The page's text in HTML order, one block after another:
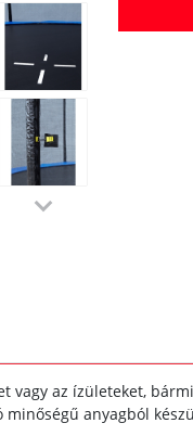
az ízületeket,
anyagból